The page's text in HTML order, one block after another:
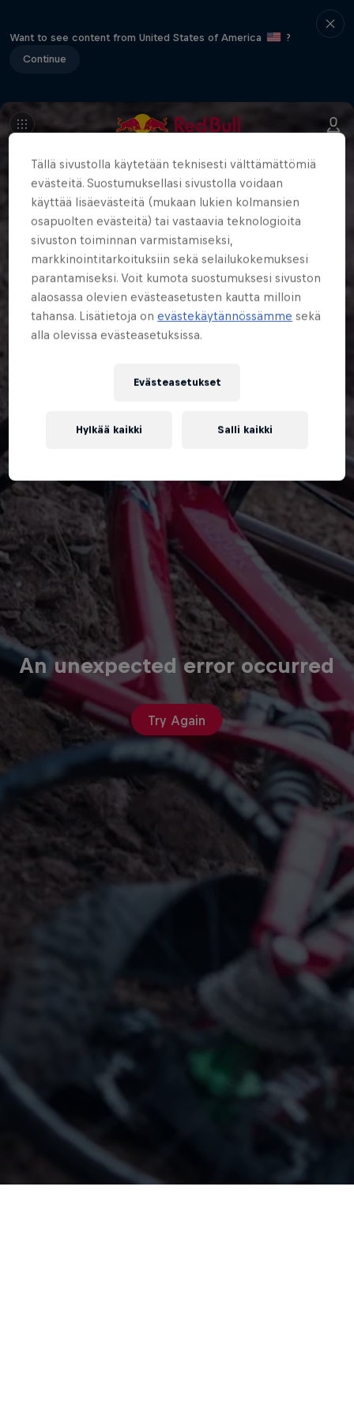
Want to see content from United States of America
?
Continue
An unexpected error occurred
Try Again
Tällä sivustolla käytetään teknisesti välttämättömiä
evästeitä. Suostumuksellasi sivustolla voidaan
käyttää lisäevästeitä (mukaan lukien kolmansien
osapuolten evästeitä) tai vastaavia teknologioita
sivuston toiminnan varmistamiseksi,
markkinointitarkoituksiin sekä selailukokemuksesi
parantamiseksi. Voit kumota suostumuksesi sivuston
alaosassa olevien evästeasetusten kautta milloin
tahansa. Lisätietoja onevästekäytännössämme sekä
alla olevissa evästeasetuksissa.
Evästeasetukset
Hylkää kaikki Salli kaikki